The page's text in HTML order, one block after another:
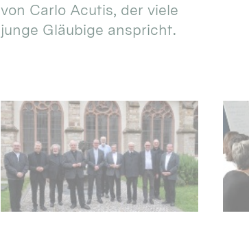
von Carlo Acutis, der viele
junge Gläubige anspricht.